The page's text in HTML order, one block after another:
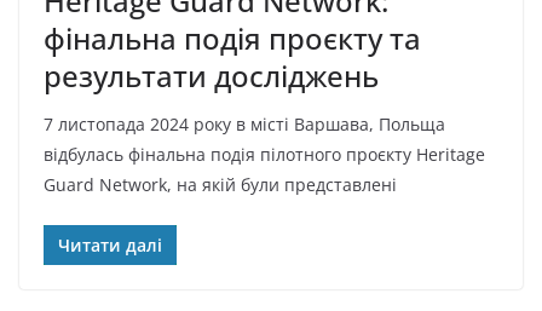
фінальна подія проєкту та
результати досліджень
7 листопада 2024 року в місті Варшава, Польща
відбулась фінальна подія пілотного проєкту Heritage
Guard Network, на якій були представлені
Читати далі